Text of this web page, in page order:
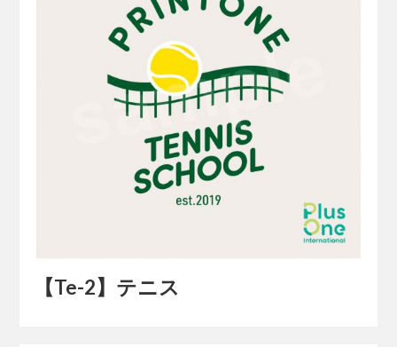
【Te-2】テニス